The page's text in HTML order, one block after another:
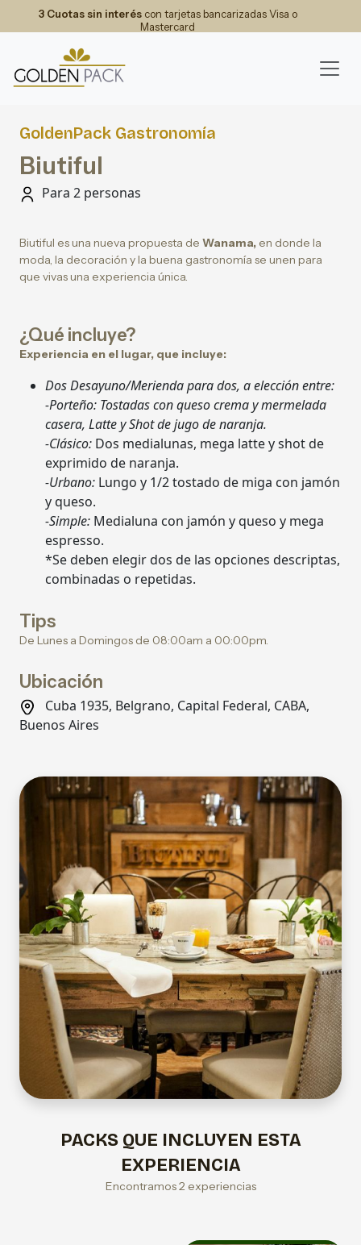
3 Cuotas sin interéscon tarjetas bancarizadas Visa o
Mastercard
GoldenPack Gastronomía
Biutiful
Para 2 personas
Biutiful es una nueva propuesta de Wanama, en donde la
moda, la decoración y la buena gastronomía se unen para
que vivas una experiencia única.
¿Qué incluye?
Experiencia en el lugar, que incluye:
Dos Desayuno/Merienda para dos, a elección entre:
-Porteño: Tostadas con queso crema y mermelada
casera, Latte y Shot de jugo de naranja.
-Clásico: Dos medialunas, mega latte y shot de
exprimido de naranja.
-Urbano: Lungo y 1/2 tostado de miga con jamón
y queso.
-Simple: Medialuna con jamón y queso y mega
espresso.
*Se deben elegir dos de las opciones descriptas,
combinadas o repetidas.
Tips
De Lunes a Domingos de 08:00am a 00:00pm.
Ubicación
Cuba 1935, Belgrano, Capital Federal, CABA,
Buenos Aires
PACKS QUE INCLUYEN ESTA
EXPERIENCIA
Encontramos 2 experiencias